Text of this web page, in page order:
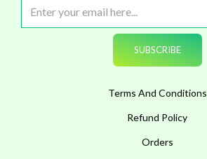
Terms And Conditions
Refund Policy
Orders